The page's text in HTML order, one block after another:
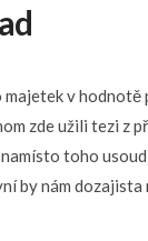
v
zde užili tezi z
toho
by nám